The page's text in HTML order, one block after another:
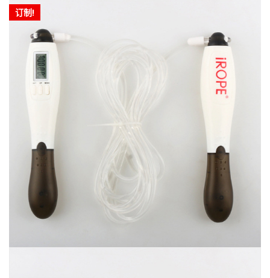
订制!